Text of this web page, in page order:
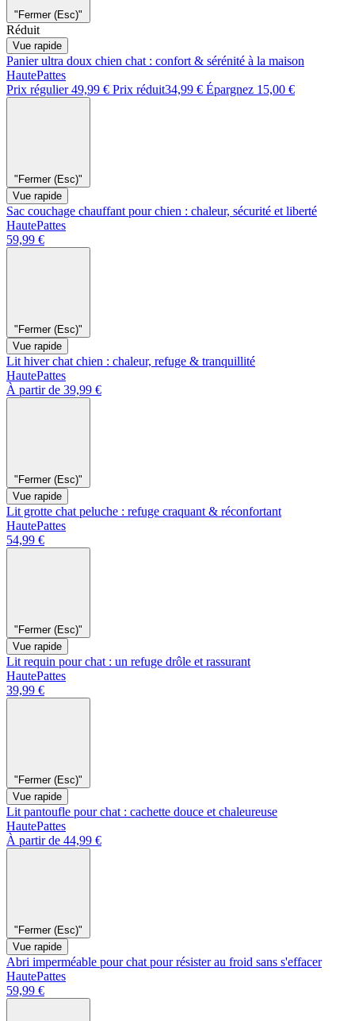
"Fermer (Esc)"
Réduit
Vue rapide
Panier ultra doux chien chat : confort & sérénité à la maison
HautePattes
Prix régulier 49,99 € Prix réduit34,99 € Épargnez 15,00 €
"Fermer (Esc)"
Vue rapide
Sac couchage chauffant pour chien : chaleur, sécurité et liberté
HautePattes
59,99 €
"Fermer (Esc)"
Vue rapide
Lit hiver chat chien : chaleur, refuge & tranquillité
HautePattes
À partir de 39,99 €
"Fermer (Esc)"
Vue rapide
Lit grotte chat peluche : refuge craquant & réconfortant
HautePattes
54,99 €
"Fermer (Esc)"
Vue rapide
Lit requin pour chat : un refuge drôle et rassurant
HautePattes
39,99 €
"Fermer (Esc)"
Vue rapide
Lit pantoufle pour chat : cachette douce et chaleureuse
HautePattes
À partir de 44,99 €
"Fermer (Esc)"
Vue rapide
Abri imperméable pour chat pour résister au froid sans s'effacer
HautePattes
59,99 €